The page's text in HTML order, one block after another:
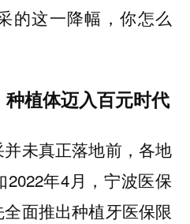
的这一降幅，你怎么
植体迈入百元时代
未真正落地前，各地
年4月，宁波医保
面推出种植牙医保限